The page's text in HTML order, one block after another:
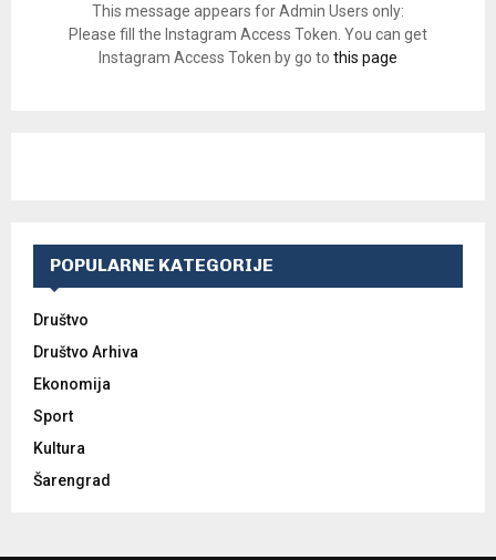
This message appears for Admin Users only:
Please fill the Instagram Access Token. You can get
Instagram Access Token by go to this page
POPULARNE KATEGORIJE
Društvo
Društvo Arhiva
Ekonomija
Sport
Kultura
Šarengrad